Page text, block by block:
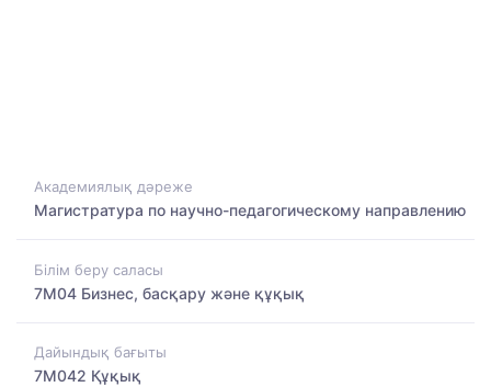
Академиялық дәреже
Магистратура по научно-педагогическому направлению
Білім беру саласы
7M04 Бизнес, басқару және құқық
Дайындық бағыты
7M042 Құқық